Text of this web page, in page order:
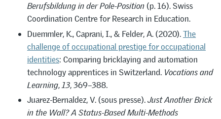
Berufsbildung in der Pole-Position (p. 16). Swiss
Coordination Centre for Research in Education.
Duemmler, K., Caprani, I., & Felder, A. (2020).The
challenge of occupational prestige for occupational
identities: Comparing bricklaying and automation
technology apprentices in Switzerland. Vocations and
Learning,13, 369–388.
Juarez-Bernaldez, V. (sous presse).Just Another Brick
in the Wall?A Status-Based Multi-Methods